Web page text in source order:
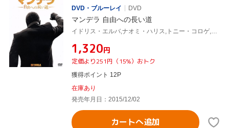
DVD・ブルーレイ
DVD
マンデラ 自由への長い道
イドリス・エルバ,ナオミ・ハリス,トニー・コロゲ,ジャスティン・チャドウィック(監督),ネルソン・マンデラ(原作)
¥1,320円
定価より251円（15%）おトク
獲得ポイント 12P
在庫あり
発売年月日：2015/12/02
カートへ追加